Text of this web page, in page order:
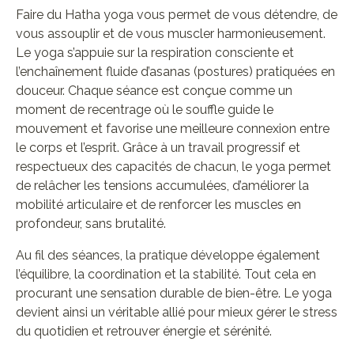
Faire du Hatha yoga vous permet de vous détendre, de
vous assouplir et de vous muscler harmonieusement.
Le yoga s’appuie sur la respiration consciente et
l’enchaînement fluide d’asanas (postures) pratiquées en
douceur. Chaque séance est conçue comme un
moment de recentrage où le souffle guide le
mouvement et favorise une meilleure connexion entre
le corps et l’esprit. Grâce à un travail progressif et
respectueux des capacités de chacun, le yoga permet
de relâcher les tensions accumulées, d’améliorer la
mobilité articulaire et de renforcer les muscles en
profondeur, sans brutalité.
Au fil des séances, la pratique développe également
l’équilibre, la coordination et la stabilité. Tout cela en
procurant une sensation durable de bien-être. Le yoga
devient ainsi un véritable allié pour mieux gérer le stress
du quotidien et retrouver énergie et sérénité.